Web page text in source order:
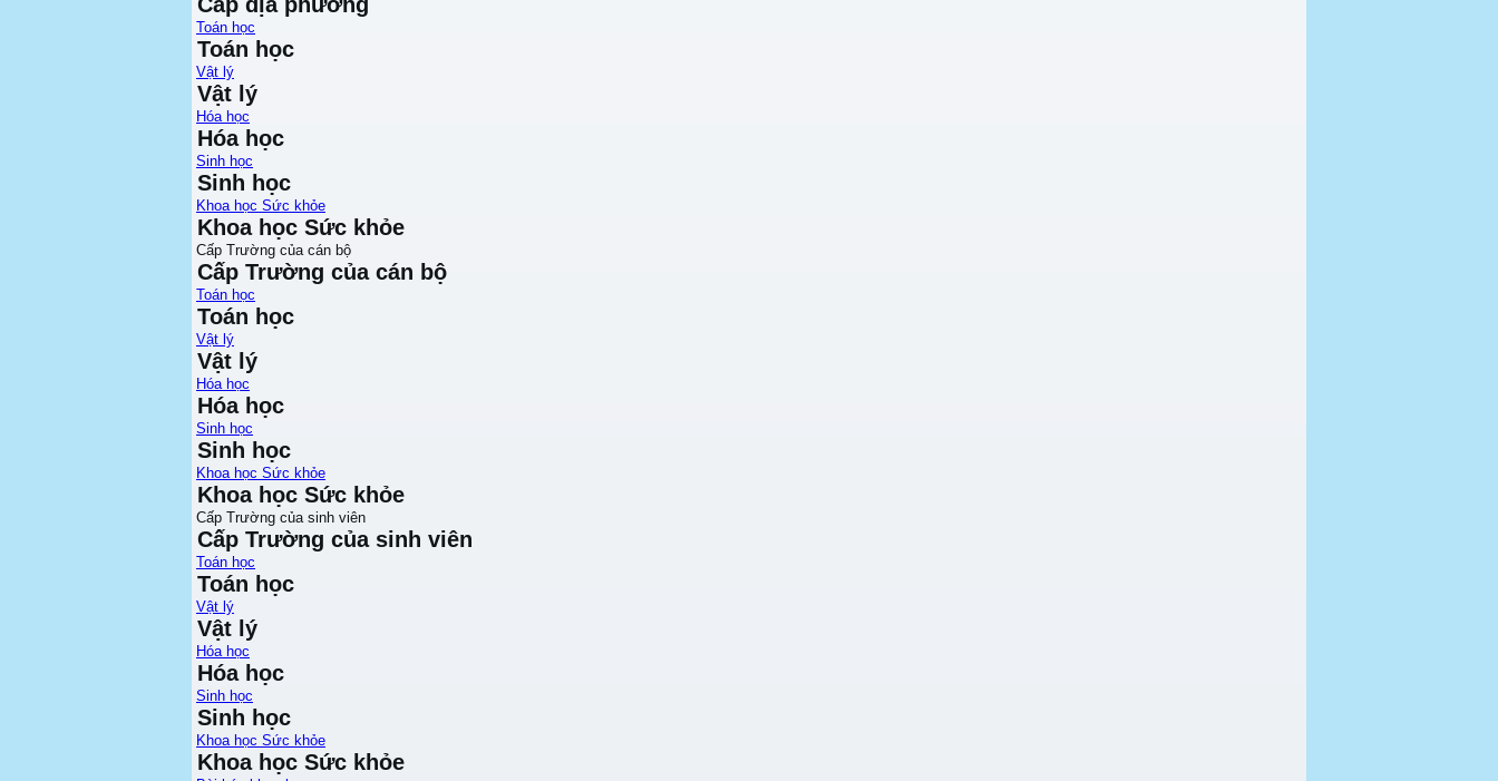
Toán học
Toán học
Vật lý
Vật lý
Hóa học
Hóa học
Sinh học
Sinh học
Khoa học Sức khỏe
Khoa học Sức khỏe
Cấp Trường của cán bộ
Cấp Trường của cán bộ
Toán học
Toán học
Vật lý
Vật lý
Hóa học
Hóa học
Sinh học
Sinh học
Khoa học Sức khỏe
Khoa học Sức khỏe
Cấp Trường của sinh viên
Cấp Trường của sinh viên
Toán học
Toán học
Vật lý
Vật lý
Hóa học
Hóa học
Sinh học
Sinh học
Khoa học Sức khỏe
Khoa học Sức khỏe